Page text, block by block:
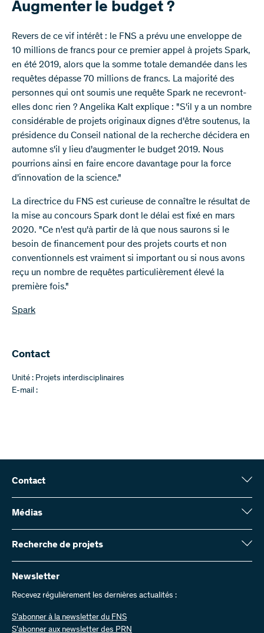
Augmenter le budget ?
Revers de ce vif intérêt : le FNS a prévu une enveloppe de
10 millions de francs pour ce premier appel à projets Spark,
en été 2019, alors que la somme totale demandée dans les
requêtes dépasse 70 millions de francs. La majorité des
personnes qui ont soumis une requête Spark ne recevront-
elles donc rien ? Angelika Kalt explique : "S'il y a un nombre
considérable de projets originaux dignes d'être soutenus, la
présidence du Conseil national de la recherche décidera en
automne s'il y lieu d'augmenter le budget 2019. Nous
pourrions ainsi en faire encore davantage pour la force
d'innovation de la science."
La directrice du FNS est curieuse de connaître le résultat de
la mise au concours Spark dont le délai est fixé en mars
2020. "Ce n'est qu'à partir de là que nous saurons si le
besoin de financement pour des projets courts et non
conventionnels est vraiment si important ou si nous avons
reçu un nombre de requêtes particulièrement élevé la
première fois."
Spark
Contact
Unité : Projets interdisciplinaires
E-mail :
Contact
Fonds national suisse (FNS)
Wildhainweg 3
Contactez-nous
Envoyer des factures
Travailler chez nous
Offres d’emploi
Médias
Service de presse
Rapport annuel
Recherche de projets
Vous trouverez ici des informations complètes sur les projets de
recherche et les subsides approuvés par le FNS :
Recherche de projets
Newsletter
Recevez régulièrement les dernières actualités :
S’abonner à la newsletter du FNS
S’abonner aux newsletter des PRN